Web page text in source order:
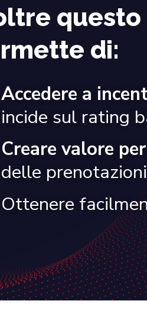
di:
Accedere a
incide sul rating
Creare valore
delle prenotazioni
Ottenere